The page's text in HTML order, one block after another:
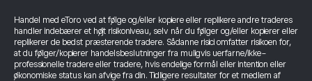
Handel med eToro ved at følge og/eller kopiere eller replikere andre traderes
handler indebærer et højt risikoniveau, selv når du følger og/eller kopierer eller
replikerer de bedst præsterende tradere. Sådanne risici omfatter risikoen for,
at du følger/kopierer handelsbeslutninger fra muligvis uerfarne/ikke-
professionelle tradere eller tradere, hvis endelige formål eller intention eller
økonomiske status kan afvige fra din. Tidligere resultater for et medlem af